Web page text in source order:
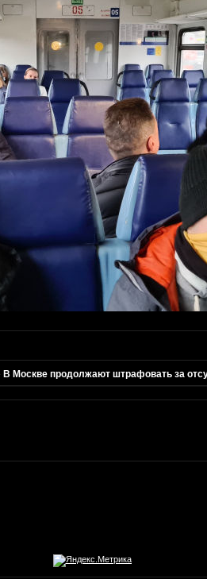
В Москве продолжают штрафовать за